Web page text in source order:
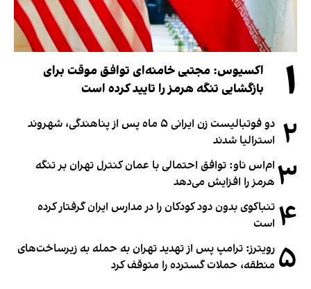
۱
اکسیوس: مجتبی خامنه‌ای توافق موقت برای
بازگشایی تنگه هرمز را تایید کرده است
۲
دو فوتبالیست زن ایرانی ۵ ماه پس از پناهندگی، شهروند
استرالیا شدند
۳ ام‌اس ناو: توافق احتمالی با عمان کنترل تهران بر تنگه
هرمز را افزایش می‌دهد
۴ تنباکوی بدون دود کودکان را در مدارس ایران گرفتار کرده
است
۵ رویترز: ترامپ پس از تهدید تهران به حمله به زیرساخت‌های
منطقه، حملات گسترده را متوقف کرد